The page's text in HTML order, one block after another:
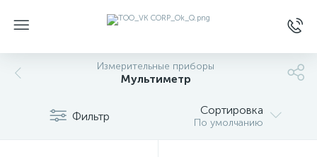
Измерительные приборы
Мультиметр
Фильтр Сортировка
По умолчанию